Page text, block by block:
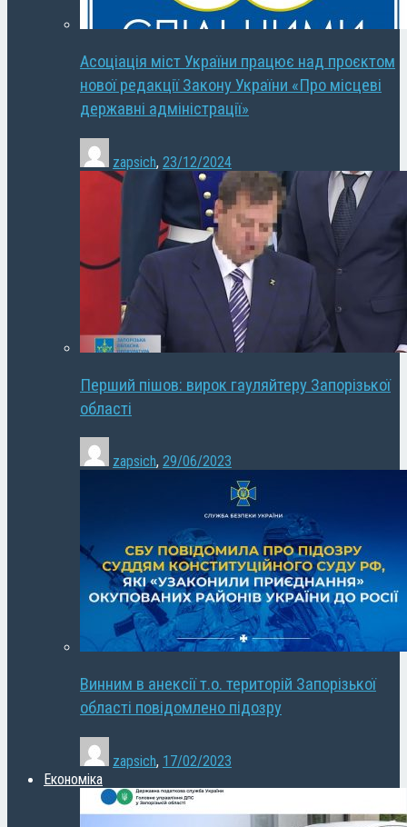
Асоціація міст України працює над проєктом
нової редакції Закону України «Про місцеві
державні адміністрації»
zapsich, 23/12/2024
Перший пішов: вирок гауляйтеру Запорізької
області
zapsich, 29/06/2023
Винним в анексії т.о. територій Запорізької
області повідомлено підозру
zapsich, 17/02/2023
Економіка